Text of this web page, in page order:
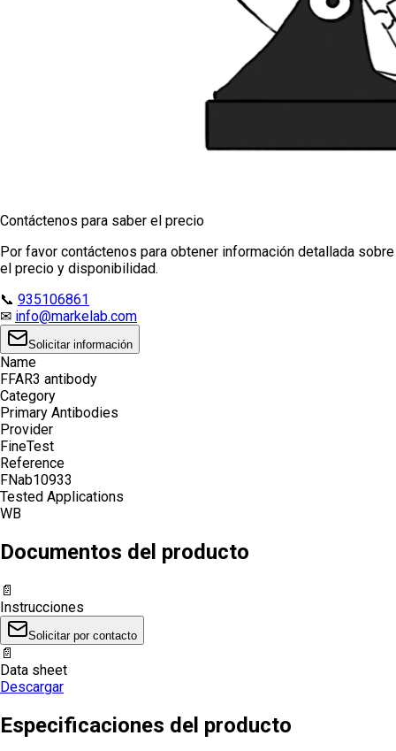
Contáctenos para saber el precio
Por favor contáctenos para obtener información detallada sobre
el precio y disponibilidad.
📞 935106861
✉ info@markelab.com
Solicitar información
Name
FFAR3 antibody
Category
Primary Antibodies
Provider
FineTest
Reference
FNab10933
Tested Applications
WB
Documentos del producto
📄
Instrucciones
Solicitar por contacto
📄
Data sheet
Descargar
Especificaciones del producto